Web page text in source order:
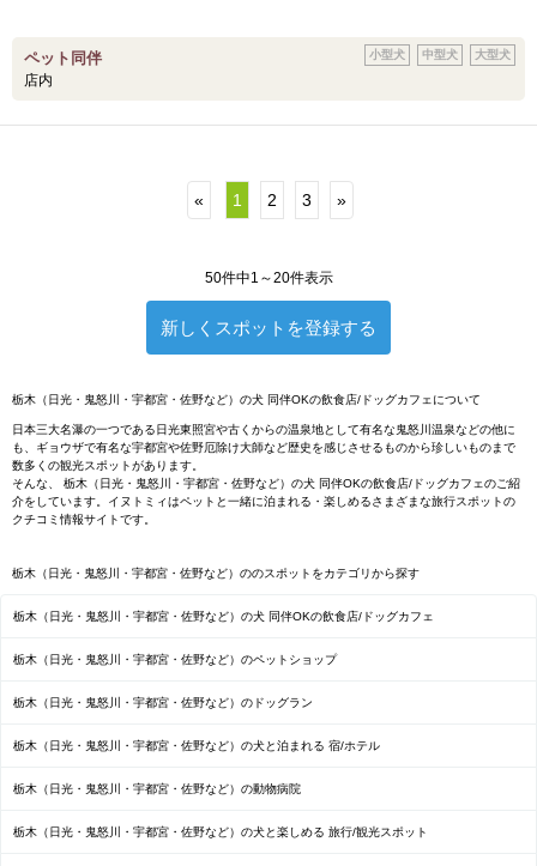
ペット同伴
店内
小型犬 中型犬 大型犬
« 1 2 3 »
50件中1～20件表示
新しくスポットを登録する
栃木（日光・鬼怒川・宇都宮・佐野など）の犬 同伴OKの飲食店/ドッグカフェについて
日本三大名瀑の一つである日光東照宮や古くからの温泉地として有名な鬼怒川温泉などの他に
も、ギョウザで有名な宇都宮や佐野厄除け大師など歴史を感じさせるものから珍しいものまで
数多くの観光スポットがあります。
そんな、 栃木（日光・鬼怒川・宇都宮・佐野など）の犬 同伴OKの飲食店/ドッグカフェのご紹
介をしています。イヌトミィはペットと一緒に泊まれる・楽しめるさまざまな旅行スポットの
クチコミ情報サイトです。
栃木（日光・鬼怒川・宇都宮・佐野など）ののスポットをカテゴリから探す
栃木（日光・鬼怒川・宇都宮・佐野など）の犬 同伴OKの飲食店/ドッグカフェ
栃木（日光・鬼怒川・宇都宮・佐野など）のペットショップ
栃木（日光・鬼怒川・宇都宮・佐野など）のドッグラン
栃木（日光・鬼怒川・宇都宮・佐野など）の犬と泊まれる 宿/ホテル
栃木（日光・鬼怒川・宇都宮・佐野など）の動物病院
栃木（日光・鬼怒川・宇都宮・佐野など）の犬と楽しめる 旅行/観光スポット